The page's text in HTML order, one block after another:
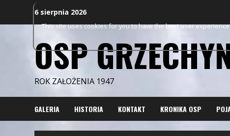
6 sierpnia 2026
OSP
ROK ZAŁOŻENIA 1947
GALERIA HISTORIA KONTAKT KRONIKA OSP
This site uses cookies for you to have the best user